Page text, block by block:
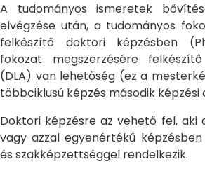
A tudományos ismeretek
elvégzése után, a tudományos
felkészítő doktori képzésben
fokozat megszerzésére
(DLA) van lehetőség (ez a
többciklusú képzés második képzési
Doktori képzésre az vehető fel, aki
vagy azzal egyenértékű
és szakképzettséggel rendelkezik.